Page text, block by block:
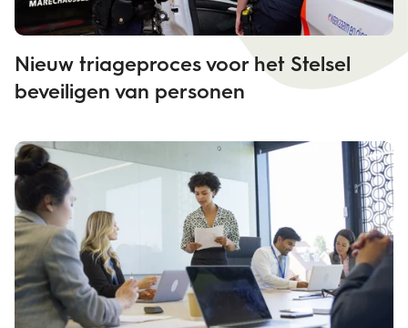
Nieuw triageproces voor het Stelsel
beveiligen van personen